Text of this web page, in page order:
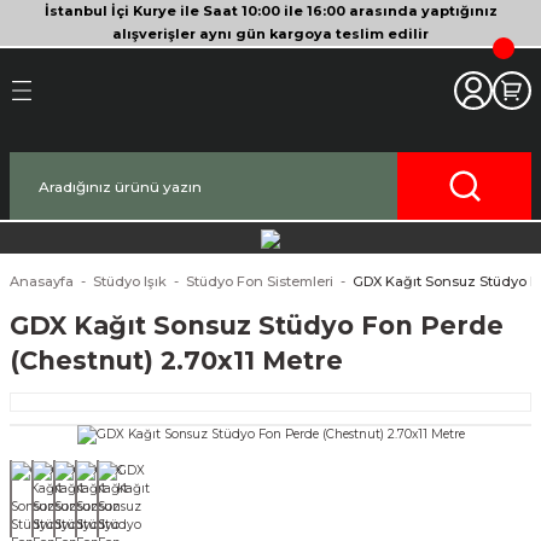
İstanbul İçi Kurye ile Saat 10:00 ile 16:00 arasında yaptığınız
alışverişler aynı gün kargoya teslim edilir
Geri Dön
Makinesi
Makinesi
Geri Dön
Geri Dön
Kameralar
Aksesuarları
Geri Dön
Geri Dön
Aksesuarları
Geri Dön
Geri Dön
Tripodları
Tripodlar
Tripodları
Geri Dön
Geri Dön
Geri Dön
Geri Dön
Anasayfa Stüdyo Işık Stüdyo Fon Sistemleri GDX Kağıt Sonsuz Stüdyo
GDX Kağıt Sonsuz Stüdyo Fon Perde
(Chestnut) 2.70x11 Metre